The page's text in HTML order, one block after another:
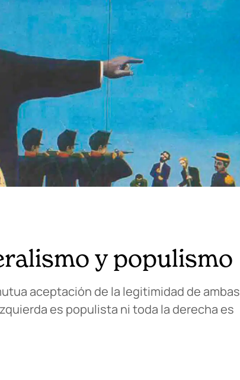
y populismo
aceptación de la legitimidad de ambas
es populista ni toda la derecha es